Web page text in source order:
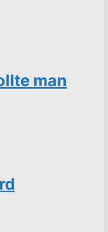
man